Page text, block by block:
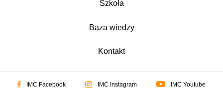
IMC Facebook IMC Instagram IMC Youtube
Szkoła
Baza wiedzy
Kontakt